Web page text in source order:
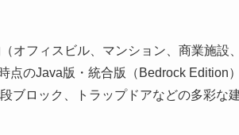
オフィスビル、マンション、商業施設
のJava版・統合版（Bedrock Edition）
ブロック、トラップドアなどの多彩な